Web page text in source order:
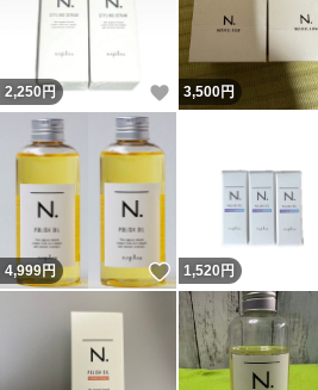
2,250円 いいね！
3,500円
4,999円 いいね！
1,520 円